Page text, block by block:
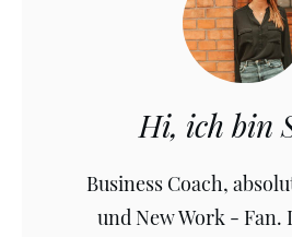
Hi, ich bin
Business Coach,
und New Work - Fan.